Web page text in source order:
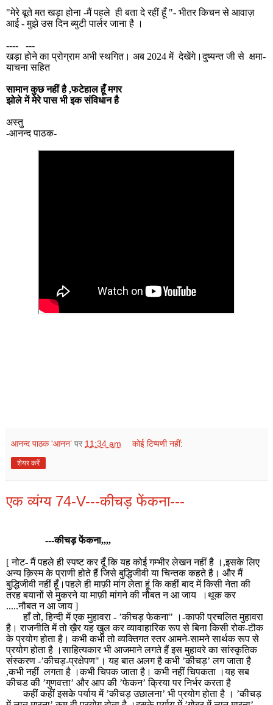
"मेरे बूते मत खड़ा होना -मैं पहले ही बता दे रहीं हूँ "- भीतर किचन से आवाज़
आई - मुझे उस दिन ब्युटी पार्लर जाना है ।
----
---
खड़ा होने का प्रोग्राम अभी स्थगित। अब 2024 में देखेंगे।दुष्यन्त जी से क्षमा-
याचना सहित
सामान कुछ नहीं है,फटेहाल हूँ मगर
झोले में मेरे पास भी इक संविधान है
अस्तु
-आनन्द पाठक-
आनन्द पाठक 'आनन’ पर 11:34 am कोई टिप्पणी नहीं:
शेयर करें
एक व्यंग्य 74-V---कीचड़ फेंकना---
---कीचड़ फेंकना,,,,
[नोट-मैं पहले ही स्पष्ट कर दूँ कि यह कोई गम्भीर लेखन नहीं है । ,इसके लिए
अन्य क़िस्म के प्राणी होते हैं जिसे बुद्धिजीवी या चिन्तक कहते है। और मैं
बुद्धिजीवी नहीं हूँ।पहले ही माफ़ी मांग लेता हूं कि कहीं बाद में किसी नेता की
तरह बयानों से मुकरने या माफ़ी मांगने की नौबत न आ जाय
।थूक कर
.....नौबत न आ जाय ]
हाँ तो, हिन्दी में एक मुहावरा - ’कीचड़ फेकना" । -काफी प्रचलित मुहावरा
है। राजनीति में तो ख़ैर यह खुल कर व्यावाहारिक रूप से बिना किसी रोक-टॊक
के प्रयोग होता है। कभी कभी तो व्यक्तिगत स्तर आमने-सामने सार्थक रूप से
प्रयोग होता है ।साहित्यकार भी आजमाने लगते हैं इस मुहावरे का सांस्कृतिक
संस्करण -’कीचड़-प्रक्षेपण"। यह बात अलग है कभी ’कीचड़’ लग जाता है
,कभी नहीं लगता है ।कभी चिपक जाता है। कभी नहीं चिपकता ।यह सब
कीचड की ’गुणवत्ता’ और आप की ’फेकन’ क्रिया पर निर्भर करता है
कहीं कहीं इसके पर्याय में ’कीचड़ उछालना’ भी प्रयोग होता है । ’कीचड़